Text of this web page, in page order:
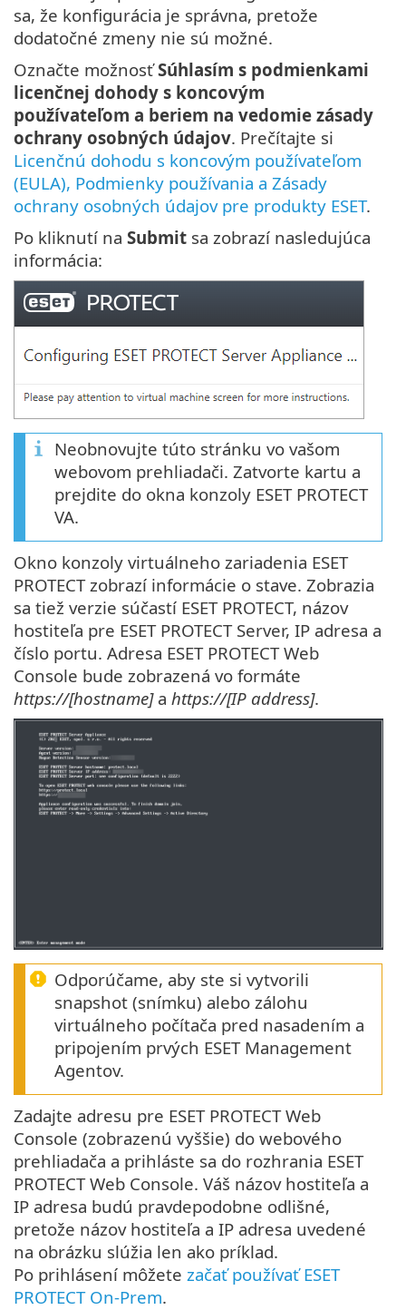
sa, že konfigurácia je správna, pretože
dodatočné zmeny nie sú možné.
Označte možnosťSúhlasím s podmienkami
licenčnej dohody s koncovým
používateľom a beriem na vedomie zásady
ochrany osobných údajov. Prečítajte si
Licenčnú dohodu s koncovým používateľom
(EULA), Podmienky používania a Zásady
ochrany osobných údajov pre produkty ESET.
Po kliknutí na Submit sa zobrazí nasledujúca
informácia:
Neobnovujte túto stránku vo vašom
webovom prehliadači. Zatvorte kartu a
prejdite do okna konzoly ESET PROTECT
VA.
Okno konzoly virtuálneho zariadenia ESET
PROTECT zobrazí informácie o stave. Zobrazia
sa tiež verzie súčastí ESET PROTECT, názov
hostiteľa pre ESET PROTECT Server, IP adresa a
číslo portu. Adresa ESET PROTECT Web
Console bude zobrazená vo formáte
https://[hostname]a https://[IP address].
Odporúčame, aby ste si vytvorili
snapshot (snímku) alebo zálohu
virtuálneho počítača pred nasadením a
pripojením prvých ESET Management
Agentov.
Zadajte adresu pre ESET PROTECT Web
Console (zobrazenú vyššie) do webového
prehliadača a prihláste sa do rozhrania ESET
PROTECT Web Console. Váš názov hostiteľa a
IP adresa budú pravdepodobne odlišné,
pretože názov hostiteľa a IP adresa uvedené
na obrázku slúžia len ako príklad.
Po prihlásení môžete začať používať ESET
PROTECT On-Prem.